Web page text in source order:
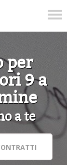
per
9 a
a te